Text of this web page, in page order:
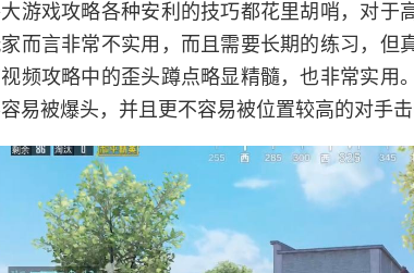
游戏攻略各种安利的技巧都花里胡哨，对于
而言非常不实用，而且需要长期的练习，但
频攻略中的歪头蹲点略显精髓，也非常实用
易被爆头，并且更不容易被位置较高的对手击